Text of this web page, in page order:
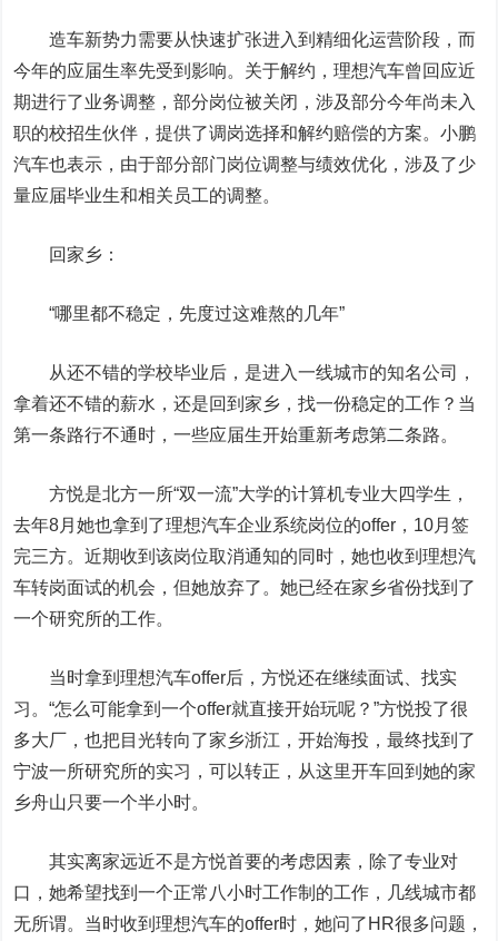
造车新势力需要从快速扩张进入到精细化运营阶段，而
今年的应届生率先受到影响。 关于解约，理想汽车曾回应近
期进行了业务调整，部分岗位被关闭，涉及部分今年尚未入
职的校招生伙伴，提供了调岗选择和解约赔偿的方案。小鹏
汽车也表示，由于部分部门岗位调整与绩效优化，涉及了少
量应届毕业生和相关员工的调整。
回家乡：
“哪里都不稳定，先度过这难熬的几年”
从还不错的学校毕业后，是进入一线城市的知名公司，
拿着还不错的薪水，还是回到家乡，找一份稳定的工作？当
第一条路行不通时，一些应届生开始重新考虑第二条路。
方悦是北方一所“双一流”大学的计算机专业大四学生，
去年8月她也拿到了理想汽车企业系统岗位的offer，10月签
完三方。近期收到该岗位取消通知的同时，她也收到理想汽
车转岗面试的机会，但她放弃了。她已经在家乡省份找到了
一个研究所的工作。
当时拿到理想汽车offer后，方悦还在继续面试、找实
习。“怎么可能拿到一个offer就直接开始玩呢？”方悦投了很
多大厂，也把目光转向了家乡浙江，开始海投，最终找到了
宁波一所研究所的实习，可以转正，从这里开车回到她的家
乡舟山只要一个半小时。
其实离家远近不是方悦首要的考虑因素，除了专业对
口，她希望找到一个正常八小时工作制的工作，几线城市都
无所谓。当时收到理想汽车的offer时，她问了HR很多问题，